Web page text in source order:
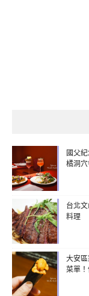
國父
橘洞
台北
料理
大安區
菜單！